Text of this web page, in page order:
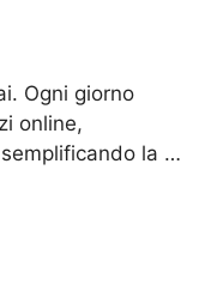
Ogni giorno
online,
la …